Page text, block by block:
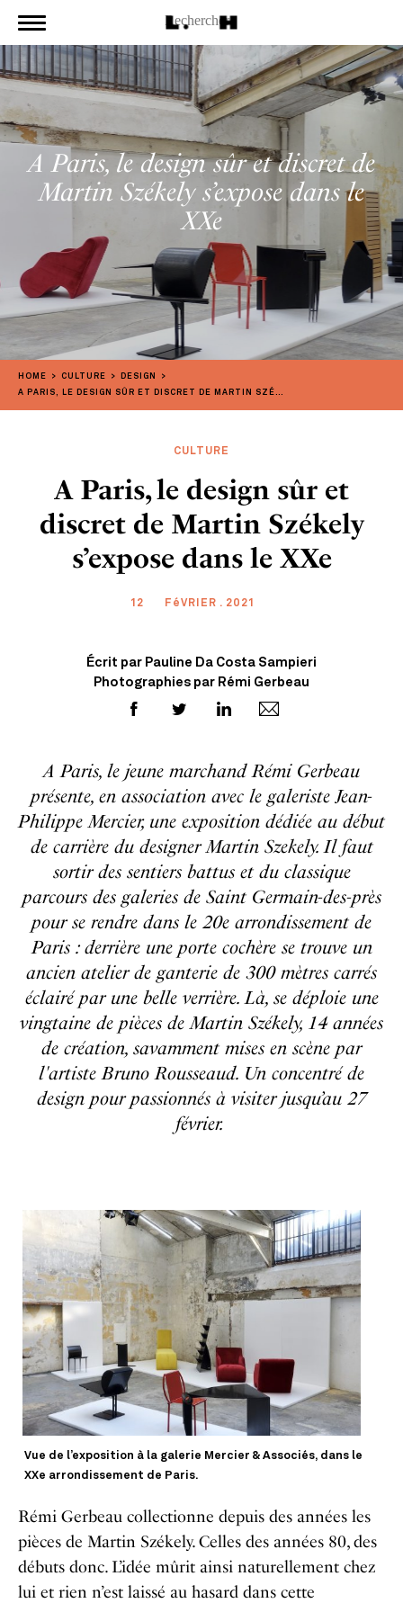
A Paris, le design sûr et discret de
Martin Székely s’expose dans le
XXe
HOME CULTURE
DESIGN
A PARIS, LE DESIGN SÛR ET DISCRET DE MARTIN SZÉKELY S’EXPOSE DANS LE XXE
CULTURE
A Paris, le design sûr et
discret de Martin Székely
s’expose dans le XXe
12 FéVRIER . 2021
Écrit par Pauline Da Costa Sampieri
Photographies par Rémi Gerbeau
A Paris, le jeune marchand Rémi Gerbeau
présente, en association avec le galeriste Jean-
Philippe Mercier, une exposition dédiée au début
de carrière du designer Martin Szekely. Il faut
sortir des sentiers battus et du classique
parcours des galeries de Saint Germain-des-près
pour se rendre dans le 20e arrondissement de
Paris : derrière une porte cochère se trouve un
ancien atelier de ganterie de 300 mètres carrés
éclairé par une belle verrière. Là, se déploie une
vingtaine de pièces de Martin Székely, 14 années
de création, savamment mises en scène par
l'artiste Bruno Rousseaud. Un concentré de
design pour passionnés à visiter jusqu’au 27
février.
Vue de l’exposition à la galerie Mercier & Associés, dans le
XXe arrondissement de Paris.
Rémi Gerbeau collectionne depuis des années les
pièces de Martin Székely. Celles des années 80, des
débuts donc. L’idée mûrit ainsi naturellement chez
lui et rien n’est laissé au hasard dans cette